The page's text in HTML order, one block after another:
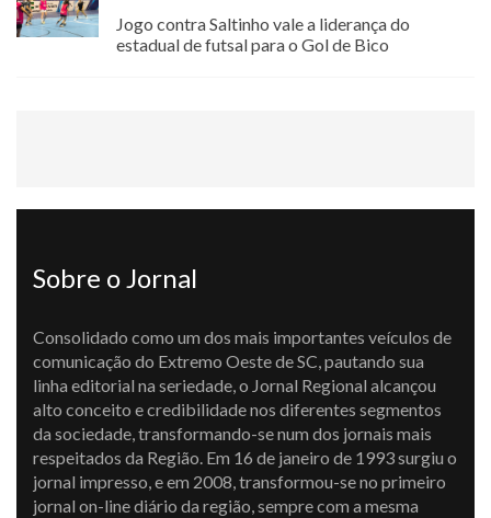
Jogo contra Saltinho vale a liderança do
estadual de futsal para o Gol de Bico
Sobre o Jornal
Consolidado como um dos mais importantes veículos de
comunicação do Extremo Oeste de SC, pautando sua
linha editorial na seriedade, o Jornal Regional alcançou
alto conceito e credibilidade nos diferentes segmentos
da sociedade, transformando-se num dos jornais mais
respeitados da Região. Em 16 de janeiro de 1993 surgiu o
jornal impresso, e em 2008, transformou-se no primeiro
jornal on-line diário da região, sempre com a mesma